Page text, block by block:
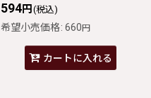
594円 (税込)
希望小売価格: 660円
カートに入れる